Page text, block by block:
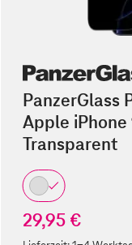
PanzerGlass
Apple iPhone
Transparent
29,95 €